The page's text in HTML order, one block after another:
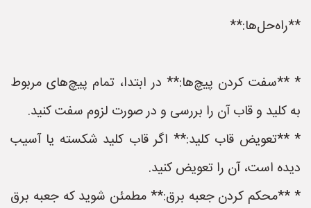
**راه‌حل‌ها:**
* **سفت کردن پیچ‌ها:** در ابتدا، تمام پیچ‌های مربوط
به کلید و قاب آن را بررسی و در صورت لزوم سفت کنید.
* **تعویض قاب کلید:** اگر قاب کلید شکسته یا آسیب
دیده است، آن را تعویض کنید.
* **محکم کردن جعبه برق:** مطمئن شوید که جعبه برق